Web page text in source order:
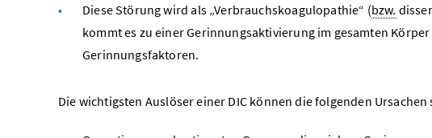
Diese Störung wird als „Verbrauchskoagulopathie“ (bzw.
kommt es zu einer Gerinnungsaktivierung im gesamten
Gerinnungsfaktoren.
Die wichtigsten Auslöser einer DIC können die folgenden Ursachen